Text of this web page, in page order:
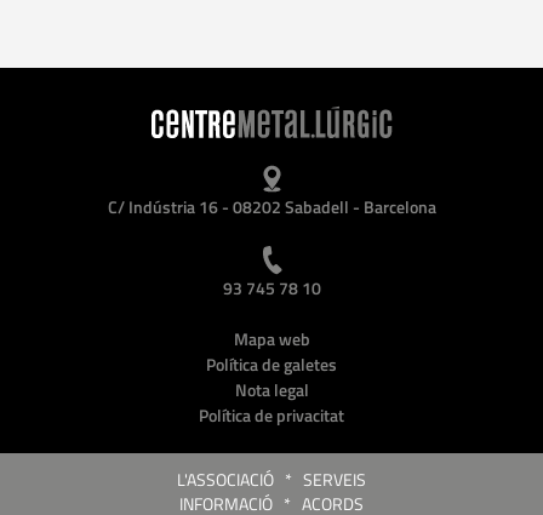
C/ Indústria 16 - 08202 Sabadell - Barcelona
93 745 78 10
Mapa web
Política de galetes
Nota legal
Política de privacitat
L'ASSOCIACIÓ * SERVEIS
INFORMACIÓ * ACORDS